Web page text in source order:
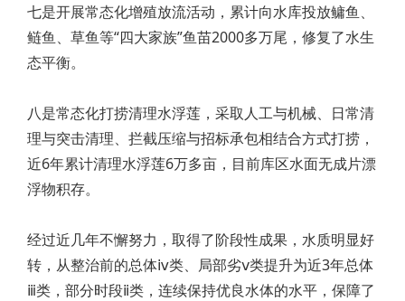
七是开展常态化增殖放流活动，累计向水库投放鳙鱼、
鲢鱼、草鱼等“四大家族”鱼苗2000多万尾，修复了水生
态平衡。
八是常态化打捞清理水浮莲，采取人工与机械、日常清
理与突击清理、拦截压缩与招标承包相结合方式打捞，
近6年累计清理水浮莲6万多亩，目前库区水面无成片漂
浮物积存。
经过近几年不懈努力，取得了阶段性成果，水质明显好
转，从整治前的总体ⅳ类、局部劣ⅴ类提升为近3年总体
ⅲ类，部分时段ⅱ类，连续保持优良水体的水平，保障了